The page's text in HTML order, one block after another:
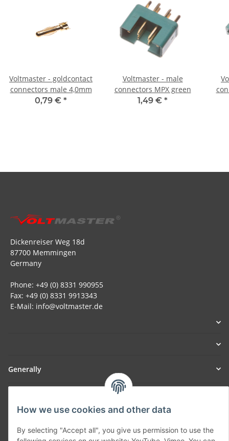
How we use cookies and other data
By selecting "Accept all", you give us permission to use the
Voltmaster - goldcontact
connectors male 4,0mm
0,79 € *
Voltmaster - male
connectors MPX green
1,49 € *
Dickenreiser Weg 18d
87700 Memmingen
Germany
Phone: +49 (0) 8331 990955
Fax: +49 (0) 8331 9913343
E-Mail: info@voltmaster.de
Generally
SmoliTec - Safety. Simplified. Worldwide. ( B2B Shop )